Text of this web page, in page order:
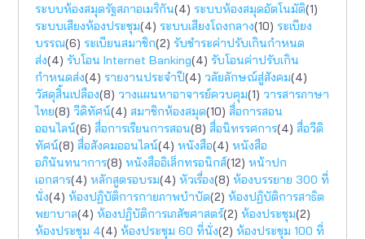
ระบบห้องสมุดรัฐสภาอเมริกัน(4) ระบบห้องสมุดอัตโนมัติ(1)
ระบบเสียงห้องประชุม(4) ระบบเสียงโถงกลาง(10) ระเบียง
บรรณ(6) ระเบียนสมาชิก(2) รับชำระค่าปรับเกินกำหนด
ส่ง(4) รับโอน Internet Banking(4) รับโอนค่าปรับเกิน
กำหนดส่ง(4) รายงานประจำปี(4) วลัยลักษณ์สู่สังคม(4)
วัสดุสิ้นเปลือง(8) วางแผนหาอาจารย์ควบคุม(1) วารสารภาษา
ไทย(8) วีดิทัศน์(4) สมาชิกห้องสมุด(10) สื่อการสอน
ออนไลน์(6) สื่อการเรียนการสอน(8) สื่อนิทรรศการ(4) สื่อวีดิ
ทัศน์(8) สื่อสังคมออนไลน์(4) หนังสือ(4) หนังสือ
อภินันทนาการ(8) หนังสืออิเล็กทรอนิกส์(12) หน้าปก
เอกสาร(4) หลักสูตรอบรม(4) หัวเรื่อง(8) ห้องบรรยาย 300 ที่
นั่ง(4) ห้องปฏิบัติการกายภาพบำบัด(2) ห้องปฏิบัติการสาธิต
พยาบาล(4) ห้องปฏิบัติการเภสัชศาสตร์(2) ห้องประชุม(2)
ห้องประชุม 4(4) ห้องประชุม 60 ที่นั่ง(2) ห้องประชุม 100 ที่